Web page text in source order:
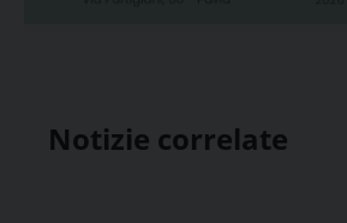
Notizie correlate